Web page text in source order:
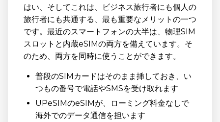
はい、そしてこれは、ビジネス旅行者にも個人の
旅行者にも共通する、最も重要なメリットの一つ
です。最近のスマートフォンの大半は、物理SIM
スロットと内蔵eSIMの両方を備えています。そ
のため、両方を同時に使うことができます。
普段のSIMカードはそのまま挿しておき、い
つもの番号で電話やSMSを受け取れます
UPeSIMのeSIMが、ローミング料金なしで
海外でのデータ通信を担います